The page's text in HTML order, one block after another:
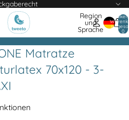
Region
und
Sprache
Artikel
0
Matratze
70x120 - 3-